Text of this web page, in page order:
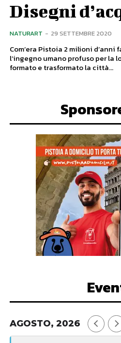
Disegni
NATURART - 29 SETTEMBRE 2020
Com’era Pistoia 2 milioni d’anni
l’ingegno umano profuso per la
formato e trasformato la città...
AGOSTO, 2026